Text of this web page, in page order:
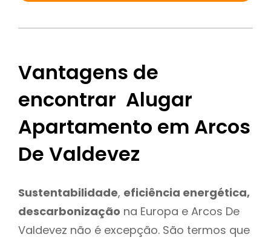
Vantagens de
encontrar Alugar
Apartamento em Arcos
De Valdevez
Sustentabilidade, eficiência energética,
descarbonização na Europa e Arcos De
Valdevez não é excepção. São termos que